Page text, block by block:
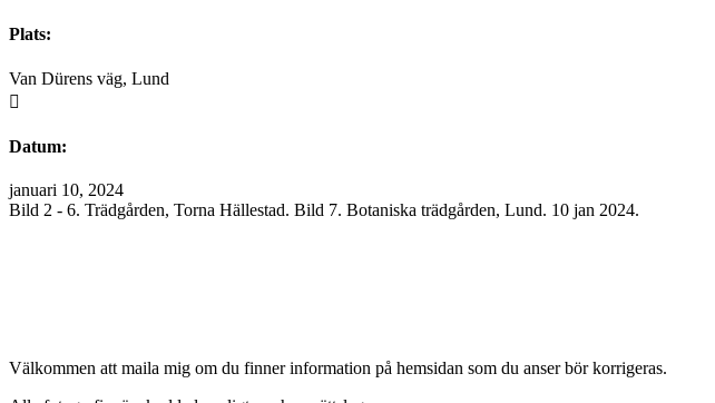
Plats:
Van Dürens väg, Lund

Datum:
januari 10, 2024
Bild 2 - 6. Trädgården, Torna Hällestad. Bild 7. Botaniska trädgården, Lund. 10 jan 2024.
Välkommen att maila mig om du finner information på hemsidan som du anser bör korrigeras.